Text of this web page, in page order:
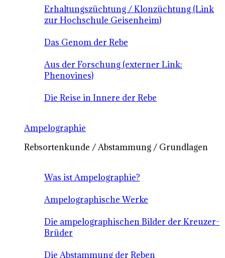
Erhaltungszüchtung / Klonzüchtung (Link
zur Hochschule Geisenheim)
Das Genom der Rebe
Aus der Forschung (externer Link:
Phenovines)
Die Reise in Innere der Rebe
Ampelographie
Rebsortenkunde / Abstammung / Grundlagen
Was ist Ampelographie?
Ampelographische Werke
Die ampelographischen Bilder der Kreuzer-
Brüder
Die Abstammung der Reben